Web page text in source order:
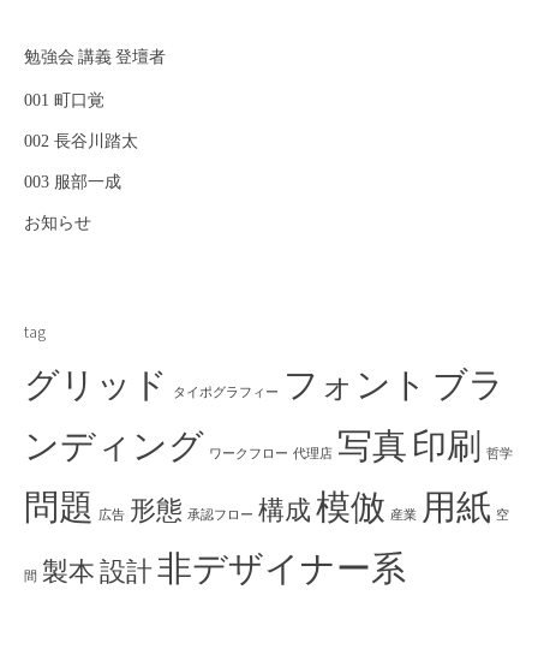
ビ
ゲ
ー
シ
ョ
ン
勉強会 講義 登壇者
001 町口覚
002 長谷川踏太
003 服部一成
お知らせ
tag
グリッド タイポグラフィー フォント ブラ
ンディング ワークフロー 代理店 写真 印刷 哲学
問題 広告 形態 承認フロー 構成 模倣 産業 用紙 空
間 製本 設計非デザイナー系